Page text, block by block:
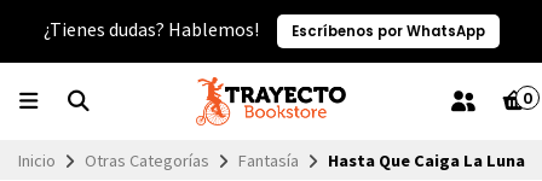
¿Tienes dudas? Hablemos! Escríbenos por WhatsApp
0
Inicio Otras Categorías Fantasía Hasta Que Caiga La Luna